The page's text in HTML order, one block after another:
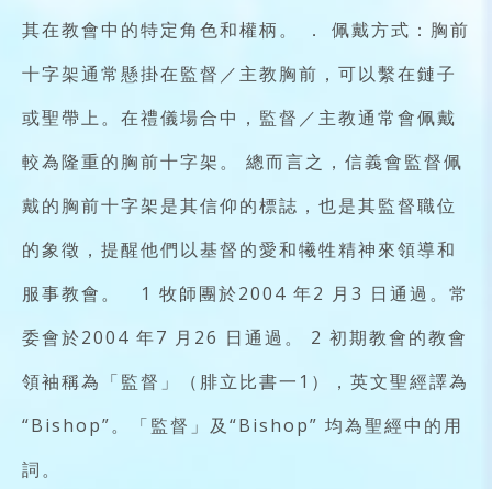
其在教會中的特定角色和權柄。 ． 佩戴方式：胸前
十字架通常懸掛在監督／主教胸前，可以繫在鏈子
或聖帶上。在禮儀場合中，監督／主教通常會佩戴
較為隆重的胸前十字架。 總而言之，信義會監督佩
戴的胸前十字架是其信仰的標誌，也是其監督職位
的象徵，提醒他們以基督的愛和犧牲精神來領導和
服事教會。 1 牧師團於2004 年2 月3 日通過。常
委會於2004 年7 月26 日通過。 2 初期教會的教會
領袖稱為「監督」（腓立比書一1），英文聖經譯為
“Bishop”。「監督」及“Bishop” 均為聖經中的用
詞。